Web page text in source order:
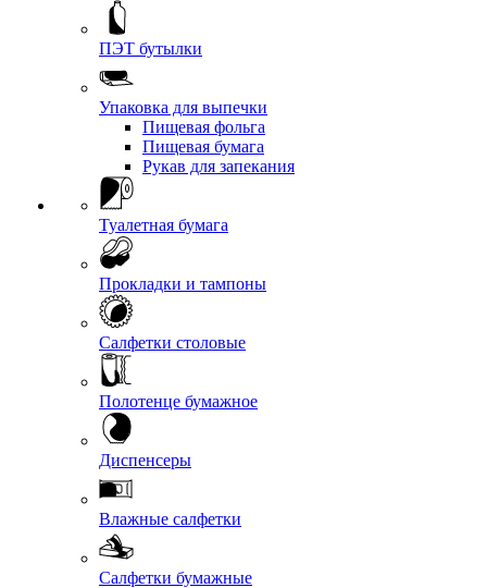
ПЭТ бутылки
Упаковка для выпечки
Пищевая фольга
Пищевая бумага
Рукав для запекания
Туалетная бумага
Прокладки и тампоны
Салфетки столовые
Полотенце бумажное
Диспенсеры
Влажные салфетки
Салфетки бумажные